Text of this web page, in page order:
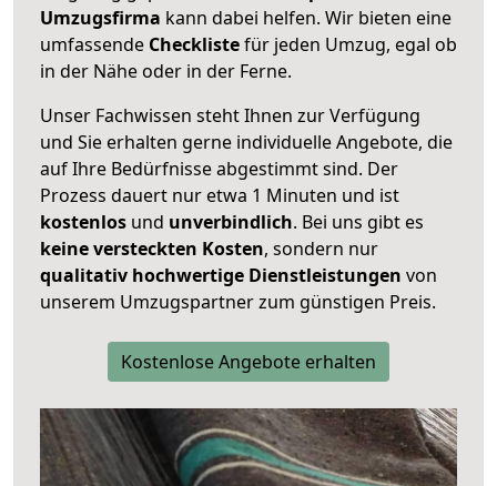
Umzugsfirma kann dabei helfen. Wir bieten eine
umfassende Checklistefür jeden Umzug, egal ob
in der Nähe oder in der Ferne.
Unser Fachwissen steht Ihnen zur Verfügung
und Sie erhalten gerne individuelle Angebote, die
auf Ihre Bedürfnisse abgestimmt sind. Der
Prozess dauert nur etwa 1 Minuten und ist
kostenlos und unverbindlich. Bei uns gibt es
keine versteckten Kosten, sondern nur
qualitativ hochwertige Dienstleistungen von
unserem Umzugspartner zum günstigen Preis.
Kostenlose Angebote erhalten